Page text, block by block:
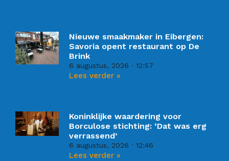
Nieuwe smaakmaker in Eibergen:
Savoria opent restaurant op De
Brink
6 augustus, 2026 12:57
Lees verder »
Koninklijke waardering voor
Borculose stichting: ‘Dat was erg
verrassend’
6 augustus, 2026 12:46
Lees verder »